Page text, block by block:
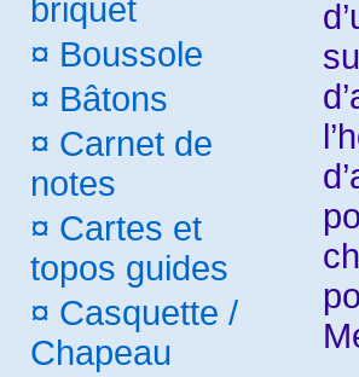
briquet
¤ Boussole
¤ Bâtons
¤ Carnet de
notes
¤ Cartes et
topos guides
¤ Casquette /
Chapeau